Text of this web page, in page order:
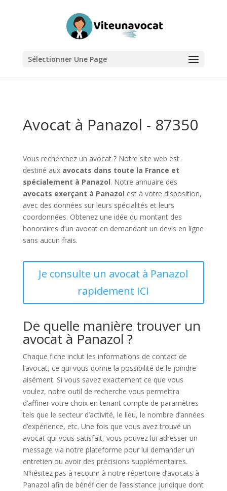
Sélectionner Une Page
Avocat à Panazol - 87350
Vous recherchez un avocat ? Notre site web est
destiné aux avocats dans toute la France et
spécialement à Panazol. Notre annuaire des
avocats exerçant à Panazol est à votre disposition,
avec des données sur leurs spécialités et leurs
coordonnées. Obtenez une idée du montant des
honoraires d’un avocat en demandant un devis en ligne
sans aucun frais.
Je consulte un avocat à Panazol
rapidement ICI
De quelle manière trouver un
avocat à Panazol ?
Chaque fiche inclut les informations de contact de
l’avocat, ce qui vous donne la possibilité de le joindre
aisément. Si vous savez exactement ce que vous
voulez, notre outil de recherche vous permettra
d’affiner votre choix en tenant compte de paramètres
tels que le secteur d’activité, le lieu, le nombre d’années
d’expérience, etc. Une fois que vous avez trouvé un
avocat qui vous satisfait, vous pouvez lui adresser un
message via notre plateforme pour lui demander un
entretien ou avoir des précisions supplémentaires.
N’hésitez pas à recourir à notre répertoire d’avocats à
Panazol afin de bénéficier de l’assistance juridique dont